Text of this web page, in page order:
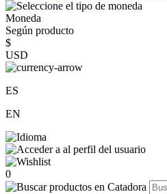
Moneda
Según producto
$
USD
ES
EN
0